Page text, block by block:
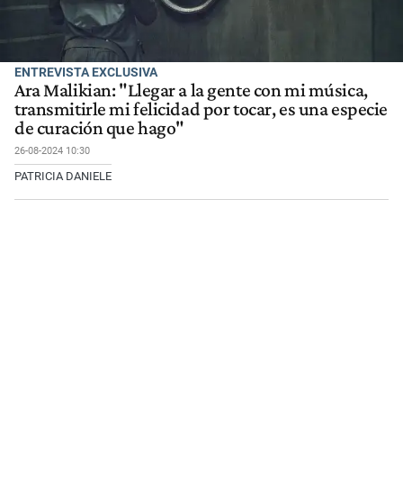
ENTREVISTA EXCLUSIVA
Ara Malikian: "Llegar a la gente con mi música,
transmitirle mi felicidad por tocar, es una especie
de curación que hago"
26-08-2024 10:30
PATRICIA DANIELE